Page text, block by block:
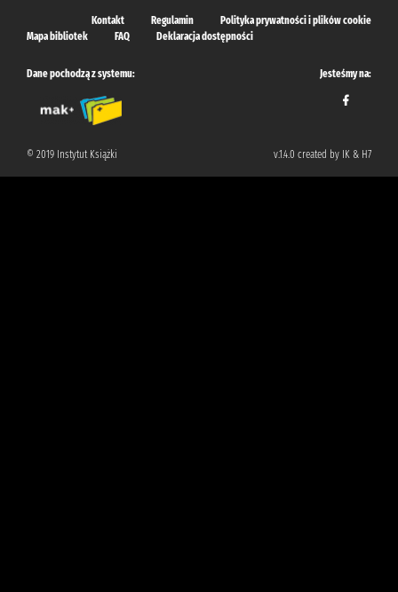
Kontakt Regulamin
Polityka prywatności i plików cookie
Mapa bibliotek
FAQ Deklaracja dostępności
Dane pochodzą z systemu: Jesteśmy na:
© 2019 Instytut Książki v.1.4.0 created by IK & H7